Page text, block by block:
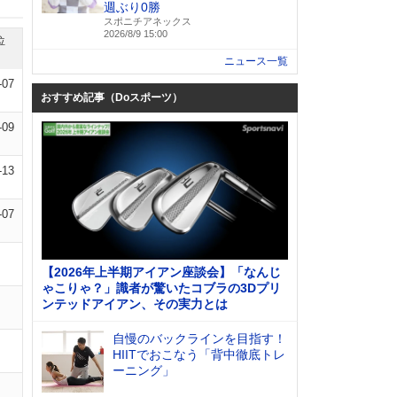
週ぶり0勝
スポニチアネックス
2026/8/9 15:00
ニュース一覧
おすすめ記事（Doスポーツ）
【2026年上半期アイアン座談会】「なんじ
ゃこりゃ？」識者が驚いたコブラの3Dプリ
ンテッドアイアン、その実力とは
自慢のバックラインを目指す！
HIITでおこなう「背中徹底トレ
ーニング」